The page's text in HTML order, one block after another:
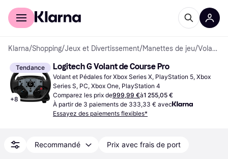
Acheter avec Klarna
Klarna/Shopping/Jeux et Divertissement/Manettes de jeu/ Volants et Pédales
Tendance
+8
Logitech G Volant de Course Pro
Volant et Pédales for Xbox Series X, PlayStation 5, Xbox
Series S, PC, Xbox One, PlayStation 4
Comparez les prix de999,99 €à1 255,05 €
À partir de 3 paiements de 333,33 € avec
Essayez des paiements flexibles*
Recommandé Prix avec frais de port